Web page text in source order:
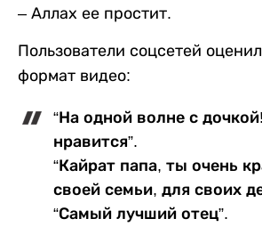
– Аллах ее простит.
Пользователи соцсетей
формат видео:
“На одной волне с
нравится”.
“Кайрат папа, ты очень
своей семьи, для своих
“Самый лучший отец”.